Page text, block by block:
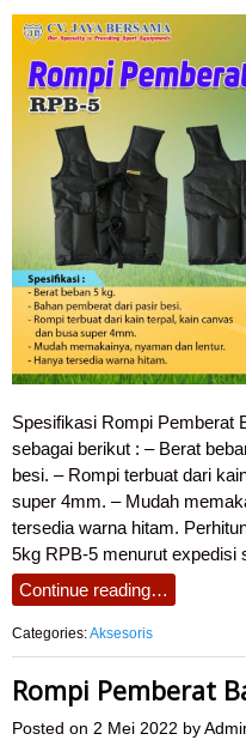
Spesifikasi Rompi Pemberat
sebagai berikut : – Berat
besi. – Rompi terbuat dari
super 4mm. – Mudah
tersedia warna hitam.
5kg RPB-5 menurut
Continue reading…
Categories:Aksesoris
Rompi Pemberat
Posted on 2 Mei 2022 by